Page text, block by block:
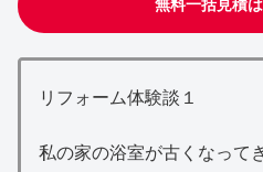
無料一括見積
リフォーム体験談１
私の家の浴室が古くなって